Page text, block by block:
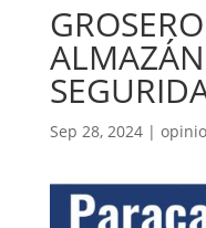
Sep 28, 2024|